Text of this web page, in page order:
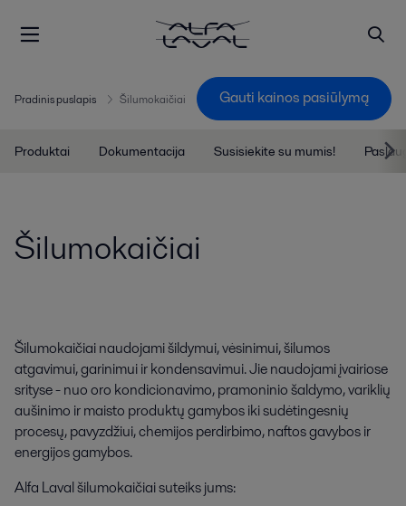
Pradinis puslapis Šilumokaičiai Gauti kainos pasiūlymą
Produktai Dokumentacija Susisiekite su mumis!
Šilumokaičiai
Šilumokaičiai naudojami šildymui, vėsinimui, šilumos
atgavimui, garinimui ir kondensavimui. Jie naudojami įvairiose
srityse - nuo oro kondicionavimo, pramoninio šaldymo, variklių
aušinimo ir maisto produktų gamybos iki sudėtingesnių
procesų, pavyzdžiui, chemijos perdirbimo, naftos gavybos ir
energijos gamybos.
Alfa Laval šilumokaičiai suteiks jums: